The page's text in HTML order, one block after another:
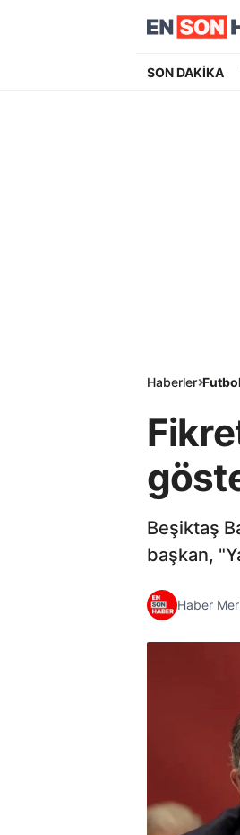
SON DAKİKA
Haberler Futbol
Beşiktaş
başkan,
Haber